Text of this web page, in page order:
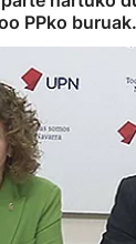
PPko buruak.